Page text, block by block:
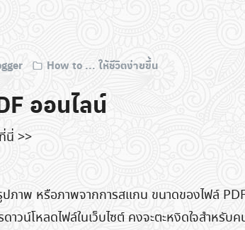
How to ... ให้ชีวิตง่ายขึ้น
ออนไลน์
นี่ >>
ภาพ หรือภาพจากการสแกน ขนาดของไฟล์
วน์โหลดไฟล์ในเว็บไซต์ คงจะตะหงิดใจสำหรับค